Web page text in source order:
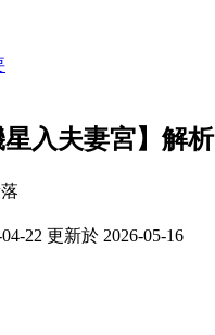
入夫妻宮】解析
22 更新於 2026-05-16